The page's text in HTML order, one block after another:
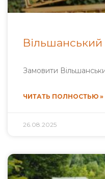
Замовити
ЧИТАТЬ ПОЛНОСТЬЮ »
26.08.2025